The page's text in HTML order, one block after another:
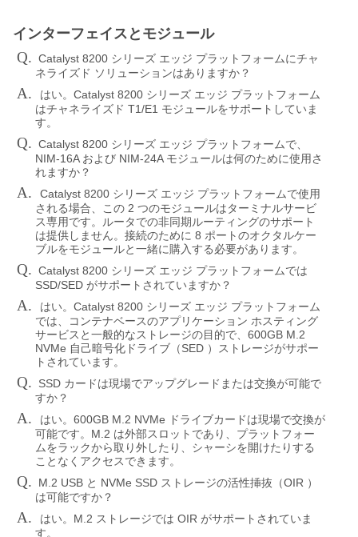
インターフェイスとモジュール
Q. Catalyst 8200 シリーズ エッジ プラットフォームにチャ
ネライズド ソリューションはありますか？
A. はい。 Catalyst 8200 シリーズ エッジ プラットフォーム
はチャネライズド T1/E1 モジュールをサポートしていま
す。
Q. Catalyst 8200 シリーズ エッジ プラットフォームで、
NIM-16A および NIM-24A モジュールは何のために使用さ
れますか？
A. Catalyst 8200 シリーズ エッジ プラットフォームで使用
される場合、この 2 つのモジュールはターミナルサービ
ス専用です。ルータでの非同期ルーティングのサポート
は提供しません。接続のために 8 ポートのオクタルケー
ブルをモジュールと一緒に購入する必要があります。
Q. Catalyst 8200 シリーズ エッジ プラットフォームでは
SSD/SED がサポートされていますか？
A. はい。 Catalyst 8200 シリーズ エッジ プラットフォーム
では、コンテナベースのアプリケーション ホスティング
サービスと一般的なストレージの目的で、 600GB M.2
NVMe 自己暗号化ドライブ（ SED ）ストレージがサポー
トされています。
Q. SSD カードは現場でアップグレードまたは交換が可能で
すか？
A. はい。 600GB M.2 NVMe
ドライブカードは現場で交換が
可能です。 M.2 は外部スロットであり、プラットフォー
ムをラックから取り外したり、シャーシを開けたりする
ことなくアクセスできます。
Q. M.2 USB と NVMe SSD ストレージの活性挿抜（OIR ）
は可能ですか？
A. はい。 M.2 ストレージでは OIR がサポートされていま
す。